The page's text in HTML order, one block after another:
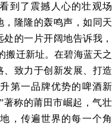
到了震撼人心的壮观场
隆隆的轰鸣声，如同天
的一片开阔地告诉我，
搬迁新址。在碧海蓝天之
致力于创新发展、打造
第一品牌优势的啤酒新
著称的莆田市崛起，气壮
，传遍世界的每一个角